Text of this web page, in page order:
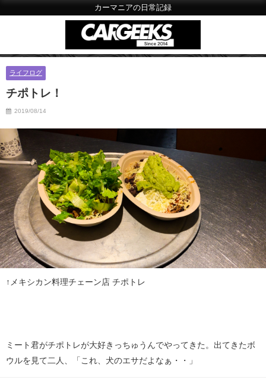
カーマニアの日常記録
ライフログ
チポトレ！
2019/08/14
↑メキシカン料理チェーン店 チポトレ
ミート君がチポトレが大好きっちゅうんでやってきた。出てきたボ
ウルを見て二人、「これ、犬のエサだよなぁ・・」